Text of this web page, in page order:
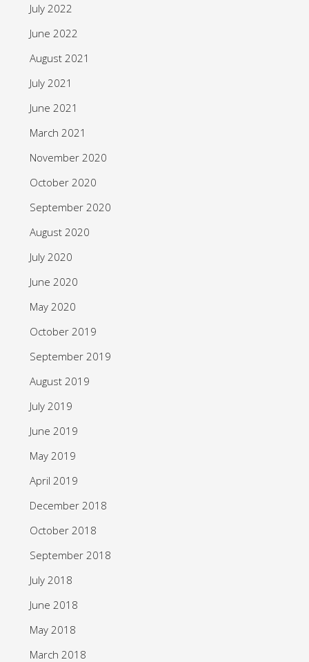
July 2022
June 2022
August 2021
July 2021
June 2021
March 2021
November 2020
October 2020
September 2020
August 2020
July 2020
June 2020
May 2020
October 2019
September 2019
August 2019
July 2019
June 2019
May 2019
April 2019
December 2018
October 2018
September 2018
July 2018
June 2018
May 2018
March 2018